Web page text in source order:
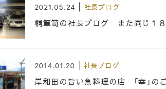
2021.05.24 社長ブログ
桐箪笥の社長ブログ また同じ１８
2014.01.20 社長ブログ
岸和田の旨い魚料理の店 「幸」のご